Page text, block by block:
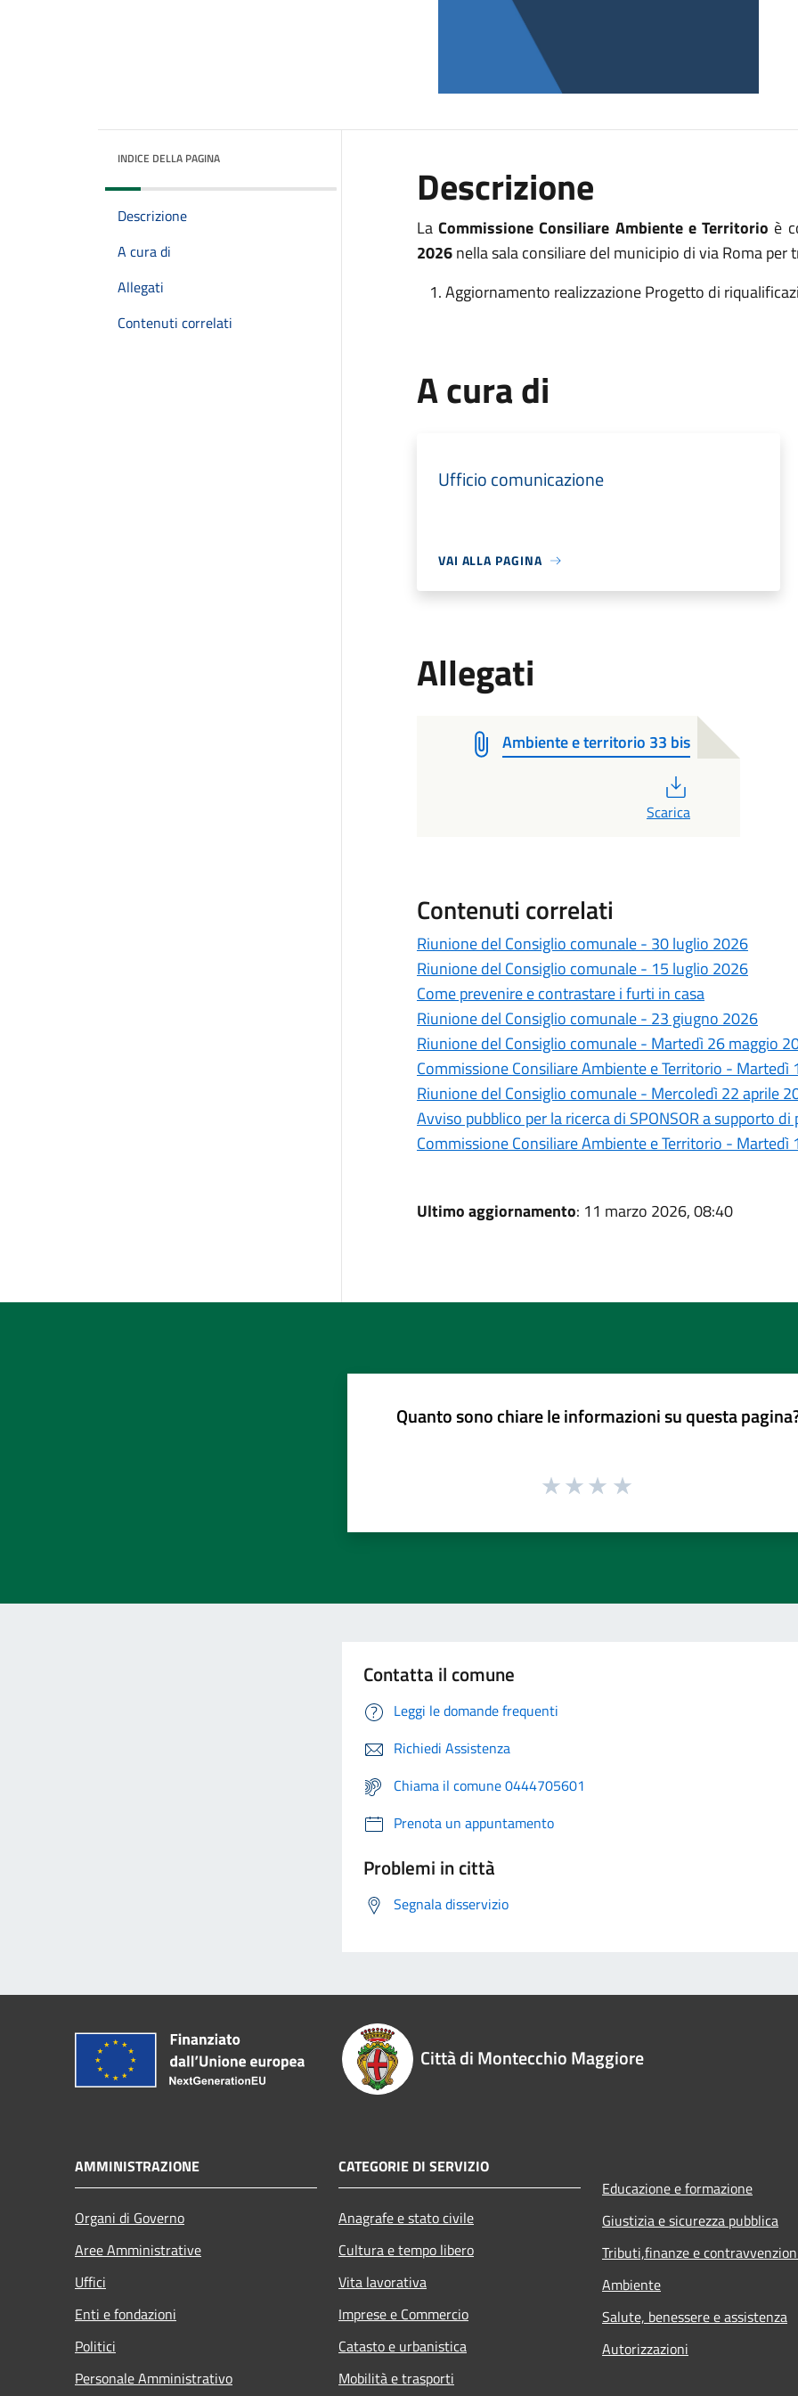
INDICE DELLA PAGINA
Descrizione
A cura di
Allegati
Contenuti correlati
Descrizione
LaCommissione Consiliare Ambiente e Territorio è
2026nella sala consiliare del municipio di via Roma
Aggiornamento realizzazione Progetto di
A cura di
Ufficio comunicazione
VAI ALLA PAGINA
Allegati
Ambiente e territorio 33 bis
Scarica
Contenuti correlati
Riunione del Consiglio comunale - 30 luglio 2026
Riunione del Consiglio comunale - 15 luglio 2026
Come prevenire e contrastare i furti in casa
Riunione del Consiglio comunale - 23 giugno 2026
Riunione del Consiglio comunale - Martedì 26 maggio
Commissione Consiliare Ambiente e Territorio -
Riunione del Consiglio comunale - Mercoledì 22 aprile
Avviso pubblico per la ricerca di SPONSOR a supporto
Commissione Consiliare Ambiente e Territorio - Martedì
Ultimo aggiornamento: 11 marzo 2026, 08:40
Quanto sono chiare le informazioni su questa
Contatta il comune
Leggi le domande frequenti
Richiedi Assistenza
Chiama il comune 0444705601
Prenota un appuntamento
Problemi in città
Segnala disservizio
Città di Montecchio Maggiore
AMMINISTRAZIONE
Organi di Governo
Aree Amministrative
Uffici
Enti e fondazioni
Politici
Personale Amministrativo
CATEGORIE DI SERVIZIO
Anagrafe e stato civile
Cultura e tempo libero
Vita lavorativa
Imprese e Commercio
Catasto e urbanistica
Mobilità e trasporti
Educazione e formazione
Giustizia e sicurezza pubblica
Tributi,finanze e
Ambiente
Salute, benessere e assistenza
Autorizzazioni